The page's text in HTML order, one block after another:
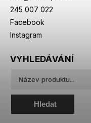
245 007 022
Facebook
Instagram
VYHLEDÁVÁNÍ
Hledat